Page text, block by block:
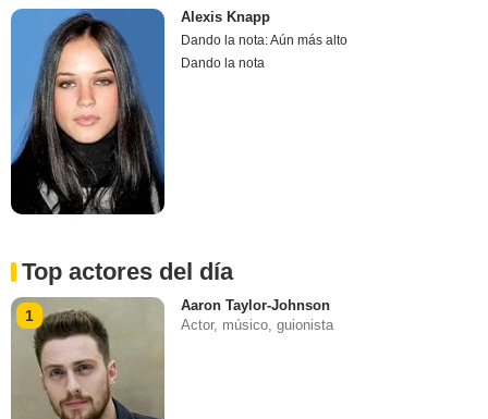
Alexis Knapp
Dando la nota: Aún más alto
Dando la nota
Top actores del día
1
Aaron Taylor-Johnson
Actor, músico, guionista